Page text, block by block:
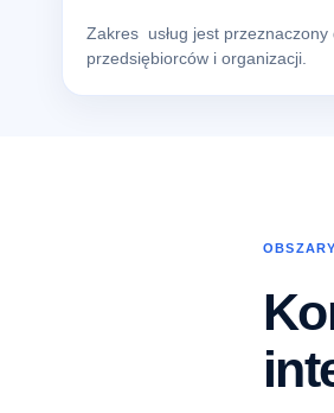
Zakres usług jest przeznaczony
przedsiębiorców i organizacji.